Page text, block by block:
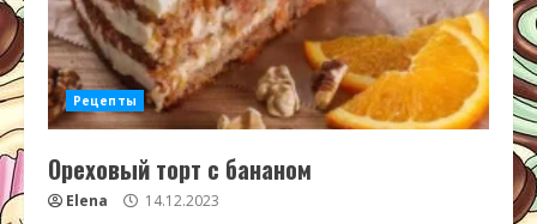
Рецепты
Ореховый торт с бананом
Elena 14.12.2023